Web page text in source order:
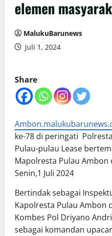
elemen
MalukuBarunews
Juli 1, 2024
Share
ke-78 di peringati
Pulau-pulau Lease
Mapolresta Pulau Ambon
Senin,1 Juli 2024
Bertindak sebagai
Kapolresta Pulau Ambon
Kombes Pol Driyano
sebagai komandan